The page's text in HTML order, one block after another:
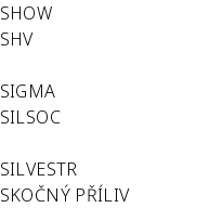
SHOW
SHV
SIGMA
SILSOC
SILVESTR
SKOČNÝ PŘÍLIV